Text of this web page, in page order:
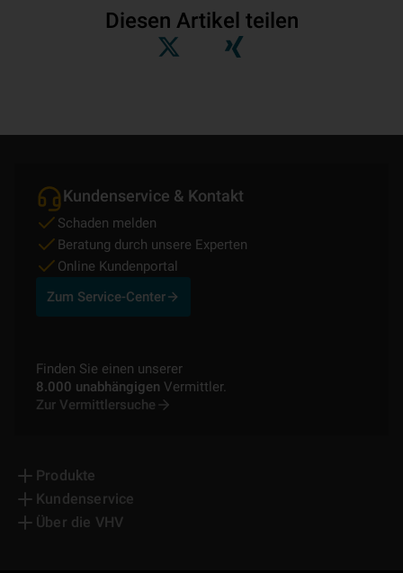
Diesen Artikel teilen
Kundenservice & Kontakt
Schaden melden
Beratung durch unsere Experten
Online Kundenportal
Zum Service-Center
Finden Sie einen unserer
8.000 unabhängigen Vermittler.
Zur Vermittlersuche
Produkte
Kundenservice
Über die VHV